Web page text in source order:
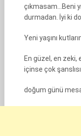
çıkmasam…Beni
durmadan. İyi ki
Yeni yaşını
En güzel, en zeki,
içinse çok
doğum günü